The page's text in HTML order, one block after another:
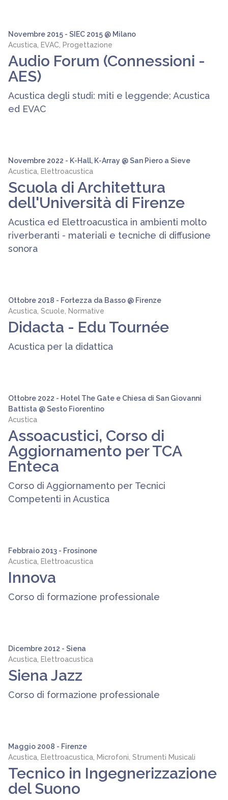
Novembre 2015 - SIEC 2015 @ Milano
Acustica, EVAC, Progettazione
Audio Forum (Connessioni -
AES)
Acustica degli studi: miti e leggende; Acustica
ed EVAC
Novembre 2022 - K-Hall, K-Array @ San Piero a Sieve
Acustica, Elettroacustica
Scuola di Architettura
dell'Università di Firenze
Acustica ed Elettroacustica in ambienti molto
riverberanti - materiali e tecniche di diffusione
sonora
Ottobre 2018 - Fortezza da Basso @ Firenze
Acustica, Scuole, Normative
Didacta - Edu Tournée
Acustica per la didattica
Ottobre 2022 - Hotel The Gate e Chiesa di San Giovanni
Battista @ Sesto Fiorentino
Acustica
Assoacustici, Corso di
Aggiornamento per TCA
Enteca
Corso di Aggiornamento per Tecnici
Competenti in Acustica
Febbraio 2013 - Frosinone
Acustica, Elettroacustica
Innova
Corso di formazione professionale
Dicembre 2012 - Siena
Acustica, Elettroacustica
Siena Jazz
Corso di formazione professionale
Maggio 2008 - Firenze
Acustica, Elettroacustica, Microfoni, Strumenti Musicali
Tecnico in Ingegnerizzazione
del Suono